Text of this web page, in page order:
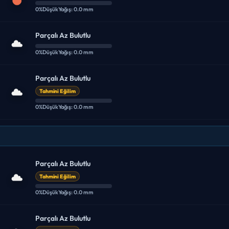
0%DüşükYağış: 0.0 mm
0%DüşükYağış: 0.0 mm
Tahmini Eğilim
0%DüşükYağış: 0.0 mm
Tahmini Eğilim
0%DüşükYağış: 0.0 mm
Tahmini Eğilim